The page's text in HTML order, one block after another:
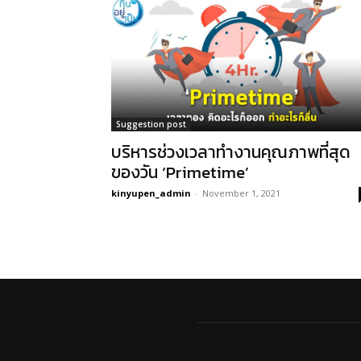
Suggestion post
บริหารช่วงเวลาทำงานคุณภาพที่สุด
ของวัน ‘Primetime’
kinyupen_admin - November 1, 2021